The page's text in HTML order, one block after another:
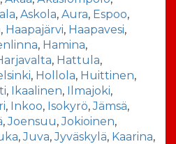
, Askola, Aura, Espoo,
, Haapajärvi, Haapavesi,
, Hamina,
, Hattula,
, Hollola, Huittinen,
, Ikaalinen, Ilmajoki,
, Inkoo, Isokyrö,Jämsä,
,Joensuu,Jokioinen,
,Juva,Jyväskylä, Kaarina,